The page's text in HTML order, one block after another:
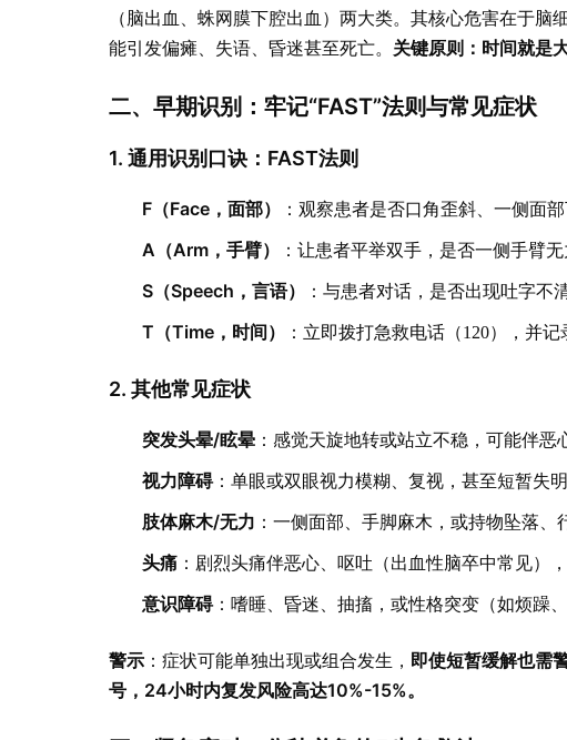
（脑出血、蛛网膜下腔出血）两大类。其核心危害在于
能引发偏瘫、失语、昏迷甚至死亡。 关键原则：时间就是
二、早期识别：牢记“FAST”法则与常见症状
1. 通用识别口诀：FAST法则
F（Face，面部） ：观察患者是否口角歪斜、一侧面
A（Arm，手臂） ：让患者平举双手，是否一侧手臂
S（Speech，言语） ：与患者对话，是否出现吐字不
T（Time，时间） ：立即拨打急救电话（120），并
2. 其他常见症状
突发头晕/眩晕 ：感觉天旋地转或站立不稳，可能伴恶
视力障碍：单眼或双眼视力模糊、复视，甚至短暂失
肢体麻木/无力 ：一侧面部、手脚麻木，或持物坠落、
头痛 ：剧烈头痛伴恶心、呕吐（出血性脑卒中常见）
意识障碍：嗜睡、昏迷、抽搐，或性格突变（如烦躁、
警示 ：症状可能单独出现或组合发生， 即使短暂缓解也需
号，24小时内复发风险高达10%-15%。